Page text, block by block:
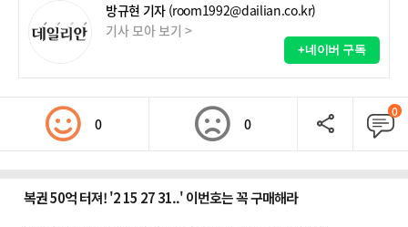
방규현 기자 (room1992@dailian.co.kr)
기사 모아 보기 >
+네이버 구독
0 0
0